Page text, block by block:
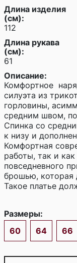
Длина изделия
(см):
112
Длина рукава
(см):
61
Описание:
Комфортное
силуэта из
горловины,
средним швом, по
Спинка со
к низу и
Комфортная
работы, так и
повседневного
брошью, которая
Такое платье
Размеры:
60
64 66